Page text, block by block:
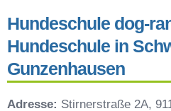
Hundeschule dog-
Hundeschule in
Gunzenhausen
Adresse: Stirnerstraße 2A,